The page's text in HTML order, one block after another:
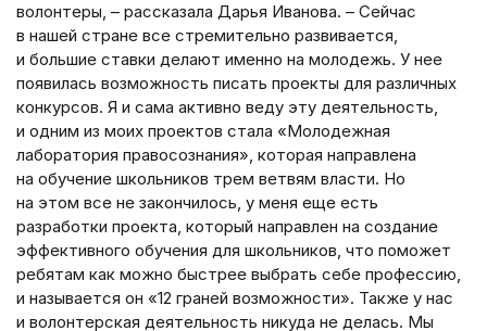
волонтеры, – рассказала Дарья Иванова. – Сейчас
в нашей стране все стремительно развивается,
и большие ставки делают именно на молодежь. У нее
появилась возможность писать проекты для различных
конкурсов. Я и сама активно веду эту деятельность,
и одним из моих проектов стала «Молодежная
лаборатория правосознания», которая направлена
на обучение школьников трем ветвям власти. Но
на этом все не закончилось, у меня еще есть
разработки проекта, который направлен на создание
эффективного обучения для школьников, что поможет
ребятам как можно быстрее выбрать себе профессию,
и называется он «12 граней возможности». Также у нас
и волонтерская деятельность никуда не делась. Мы